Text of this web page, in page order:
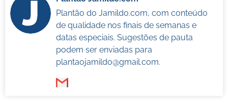
Plantão do Jamildo.com, com conteúdo
de qualidade nos finais de semanas e
datas especiais. Sugestões de pauta
podem ser enviadas para
plantaojamildo@gmail.com.